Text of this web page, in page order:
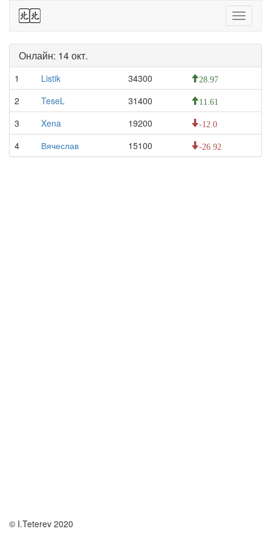
Toggle
44
Онлайн: 14 окт.
1 Listik 34300 28.97
2 TeseL 31400 11.61
3 Xena 19200 -12.0
4 Вячеслав 15100 -26.92
© I.Teterev 2020